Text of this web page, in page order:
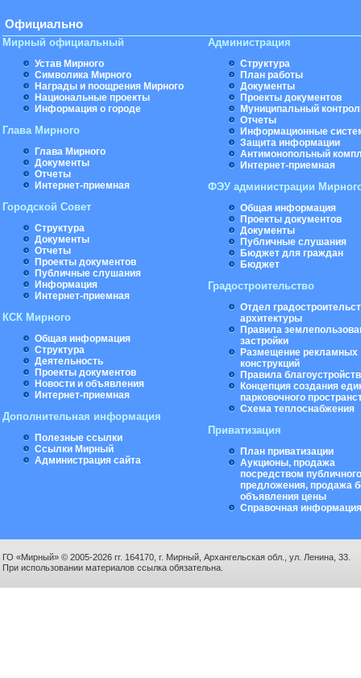
Официально
Мирный официальный
Устав Мирного
Символика Мирного
Награды и поощрения Мирного
Национальные проекты
Информация о городе
Глава Мирного
Глава Мирного
Документы
Отчеты
Интернет-приемная
Городской Совет
Структура
Документы
Отчеты
Проекты документов
Публичные слушания
Информация
Интернет-приемная
КСК Мирного
Общая информация
Структура
Деятельность
Проекты документов
Новости и объявления
Интернет-приемная
Дополнительная информация
Полезные ссылки
Ссылки Мирный
Администрация сайта
Администрация
Структура
План работы
Документы
Проекты документов
Муниципальный
Отчеты
Информационные
Защита информации
Антимонопольный
Интернет-приемная
ФЭУ администрации
Общая информация
Проекты документов
Документы
Публичные слушания
Бюджет для граждан
Бюджет
Градостроительство
Отдел
архитектуры
Правила
застройки
Размещение рекламных
конструкций
Правила
Концепция создания
парковочного
Схема теплоснабжения
Приватизация
План приватизации
Аукционы, продажа
посредством публичного
предложения, продажа
объявления цены
Справочная информация
ГО «Мирный» © 2005-2026 гг. 164170, г. Мирный, Архангельская обл., ул. Ленина, 33.
При использовании материалов ссылка обязательна.